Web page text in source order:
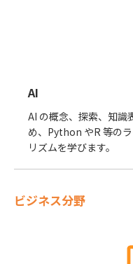
AI
AI の概念、探索、知識
め、Python やR 等の
リズムを学びます。
ビジネス分野